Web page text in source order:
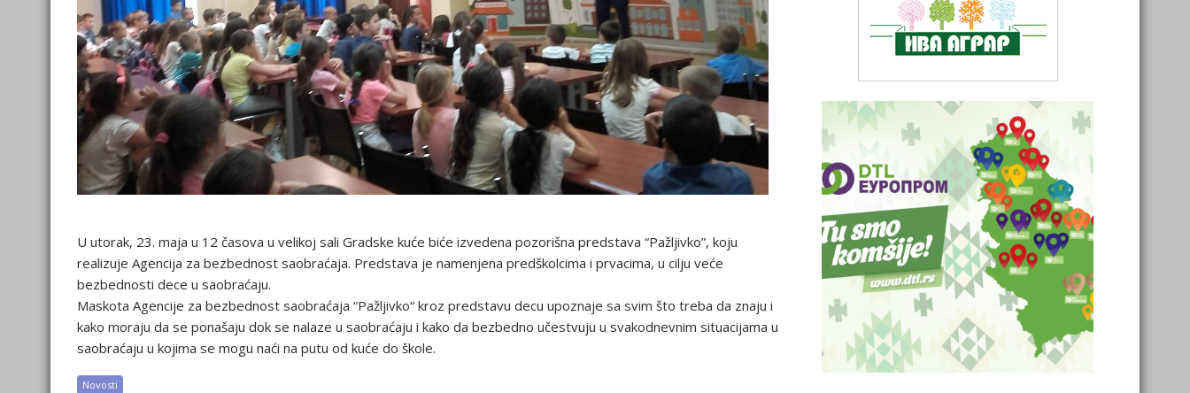
U utorak, 23. maja u 12 časova u velikoj sali Gradske kuće biće izvedena pozorišna predstava “Pažljivko”, koju
realizuje Agencija za bezbednost saobraćaja. Predstava je namenjena predškolcima i prvacima, u cilju veće
bezbednosti dece u saobraćaju.
Maskota Agencije za bezbednost saobraćaja “Pažljivko“ kroz predstavu decu upoznaje sa svim što treba da znaju i
kako moraju da se ponašaju dok se nalaze u saobraćaju i kako da bezbedno učestvuju u svakodnevnim situacijama u
saobraćaju u kojima se mogu naći na putu od kuće do škole.
Novosti